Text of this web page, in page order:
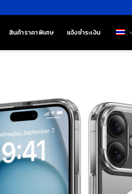
สินค้าราคาพิเศษ แจ้งชำระเงิน